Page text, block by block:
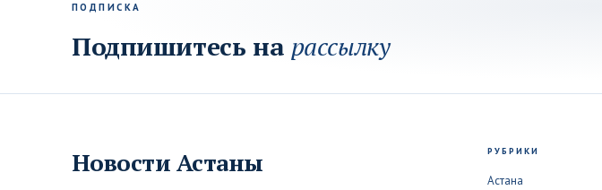
ПОДПИСКА
Подпишитесь на рассылку
Новости Астаны РУБРИКИ
Астана